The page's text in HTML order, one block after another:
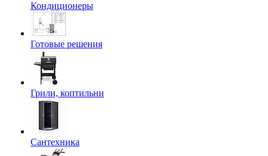
Кондиционеры
Готовые решения
Грили, коптильни
Сантехника